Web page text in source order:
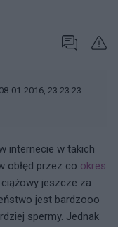
08-01-2016, 23:23:23
internecie w takich
obłęd przez co okres
jeszcze za
jest bardzooo
spermy. Jednak